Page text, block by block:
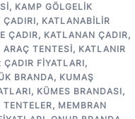
, KAMP GÖLGELIK
ÇADIRI, KATLANABILIR
ÇADIR, KATLANAN ÇADIR,
ARAÇ TENTESI, KATLANIR
ÇADIR FIYATLARI,
BRANDA, KUMAŞ
, KÜMES BRANDASI,
, MEMBRAN